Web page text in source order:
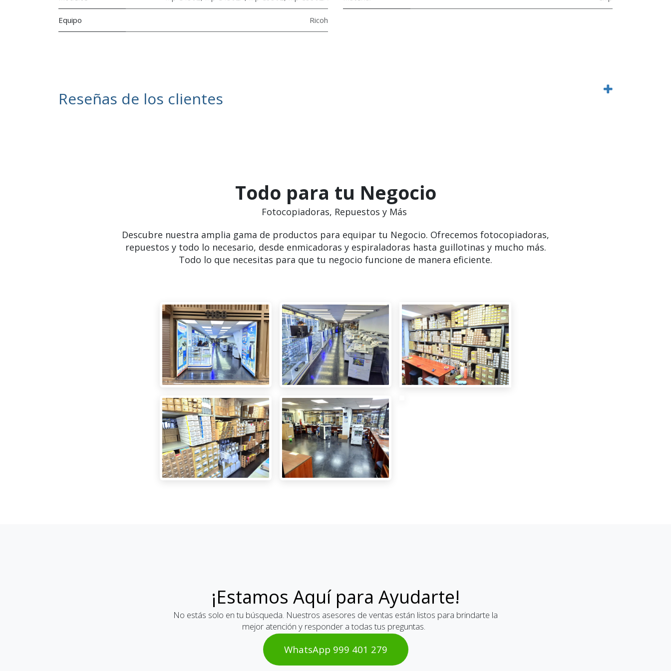
Equipo Ricoh
Reseñas de los clientes
Todo para tu Negocio
Fotocopiadoras, Repuestos y Más
Descubre nuestra amplia gama de productos para equipar tu Negocio. Ofrecemos fotocopiadoras,
repuestos y todo lo necesario, desde enmicadoras y espiraladoras hasta guillotinas y mucho más.
Todo lo que necesitas para que tu negocio funcione de manera eficiente.
¡Estamos Aquí para Ayudarte!
No estás solo en tu búsqueda. Nuestros asesores de ventas están listos para brindarte la
mejor atención y responder a todas tus preguntas.
WhatsAp​​​​p 999 401 2​​79